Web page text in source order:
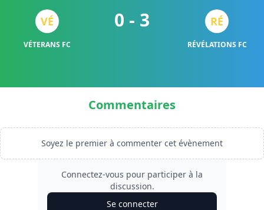
VÉ
VÉTERANS FC
0 - 3 RÉ
RÉVÉLATIONS FC
Commentaires
Soyez le premier à commenter cet évènement
Connectez-vous pour participer à la
discussion.
Se connecter